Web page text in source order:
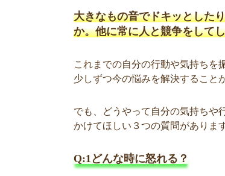
大きなもの音でドキッとした
か。他に常に人と競争をして
これまでの自分の行動や気持ちを
少しずつ今の悩みを解決すること
でも、どうやって自分の気持ちや
かけてほしい３つの質問があります
Q:1どんな時に怒れる？